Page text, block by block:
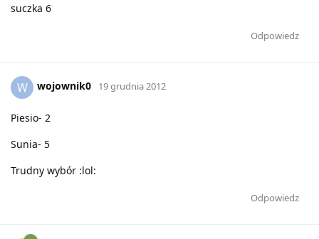
suczka 6
Odpowiedz
W wojownik0 19 grudnia 2012
Piesio- 2
Sunia- 5
Trudny wybór :lol:
Odpowiedz